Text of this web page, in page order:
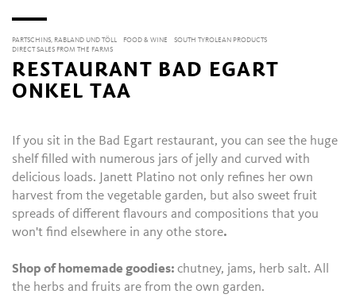
PARTSCHINS, RABLAND UND TÖLL FOOD & WINE
SOUTH TYROLEAN PRODUCTS
DIRECT SALES FROM THE FARMS
RESTAURANT BAD EGART
ONKEL TAA
If you sit in the Bad Egart restaurant, you can see the huge
shelf filled with numerous jars of jelly and curved with
delicious loads. Janett Platino not only refines her own
harvest from the vegetable garden, but also sweet fruit
spreads of different flavours and compositions that you
won't find elsewhere in any othe store.
Shop of homemade goodies:chutney, jams, herb salt. All
the herbs and fruits are from the own garden.